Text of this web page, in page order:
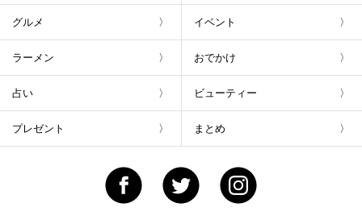
グルメ イベント
ラーメン おでかけ
占い ビューティー
プレゼント まとめ